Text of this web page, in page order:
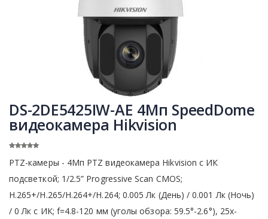
DS-2DE5425IW-AE 4Мп SpeedDome
видеокамера Hikvision
PTZ-камеры - 4Мп PTZ видеокамера Hikvision с ИК
подсветкой; 1/2.5” Progressive Scan CMOS;
H.265+/H.265/H.264+/H.264; 0.005 Лк (День) / 0.001 Лк (Ночь)
/ 0 Лк с ИК; f=4.8-120 мм (уголы обзора: 59.5°-2.6°), 25x-